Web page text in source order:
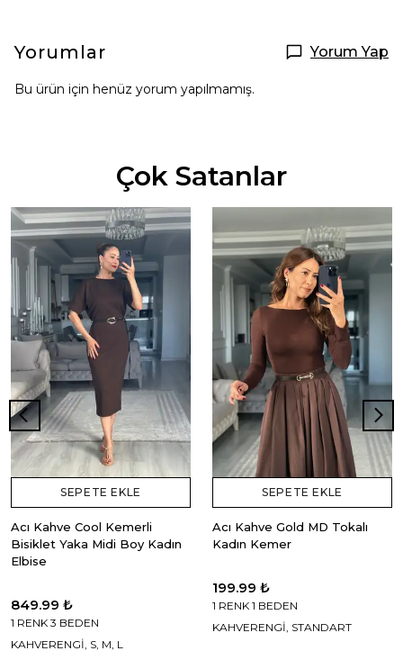
Yorumlar Yorum Yap
Bu ürün için henüz yorum yapılmamış.
Çok Satanlar
SEPETE EKLE
Acı Kahve Cool Kemerli
Bisiklet Yaka Midi Boy Kadın
Elbise
849.99 ₺
1 RENK 3 BEDEN
KAHVERENGİ, S, M, L
SEPETE EKLE
Acı Kahve Gold MD Tokalı
Kadın Kemer
199.99 ₺
1 RENK 1 BEDEN
KAHVERENGİ, STANDART